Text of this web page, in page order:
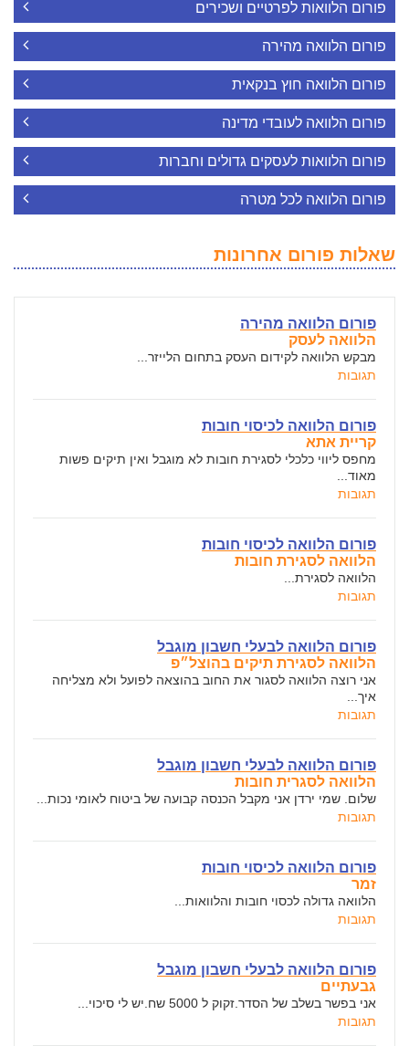
פורום הלוואות לפרטיים ושכירים
פורום הלוואה מהירה
פורום הלוואה חוץ בנקאית
פורום הלוואה לעובדי מדינה
פורום הלוואות לעסקים גדולים וחברות
פורום הלוואה לכל מטרה
שאלות פורום אחרונות
פורום הלוואה מהירה
הלוואה לעסק
מבקש הלוואה לקידום העסק בתחום הלייזר...
תגובות
פורום הלוואה לכיסוי חובות
קריית אתא
מחפס ליווי כלכלי לסגירת חובות לא מוגבל ואין תיקים פשות
מאוד...
תגובות
פורום הלוואה לכיסוי חובות
הלוואה לסגירת חובות
הלוואה לסגירת...
תגובות
פורום הלוואה לבעלי חשבון מוגבל
הלוואה לסגירת תיקים בהוצל״פ
אני רוצה הלוואה לסגור את החוב בהוצאה לפועל ולא מצליחה
איך...
תגובות
פורום הלוואה לבעלי חשבון מוגבל
הלוואה לסגרית חובות
שלום. שמי ירדן אני מקבל הכנסה קבועה של ביטוח לאומי נכות...
תגובות
פורום הלוואה לכיסוי חובות
זמר
הלוואה גדולה לכסוי חובות והלוואות...
תגובות
פורום הלוואה לבעלי חשבון מוגבל
גבעתיים
אני בפשר בשלב של הסדר.זקוק ל 5000 שח.יש לי סיכוי...
תגובות